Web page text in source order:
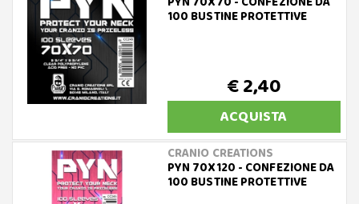
100 BUSTINE PROTETTIVE
€ 2,40
ACQUISTA
CRANIO CREATIONS
PYN 70X120 - CONFEZIONE DA
100 BUSTINE PROTETTIVE